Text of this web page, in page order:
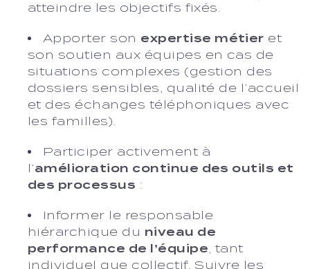
atteindre les objectifs fixés.
Apporter son expertise métier et
son soutien aux équipes en cas de
situations complexes (gestion des
dossiers sensibles, qualité de l’accueil
et des échanges téléphoniques avec
les familles).
Participer activement à
l’amélioration continue des outils et
des processus :
Informer le responsable
hiérarchique du niveau de
performance de l’équipe, tant
individuel que collectif. Suivre les